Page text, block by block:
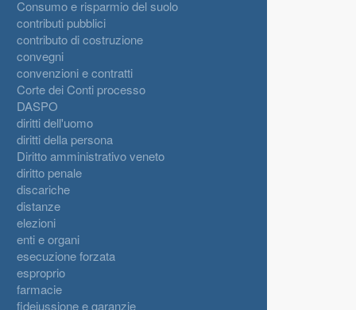
Consumo e risparmio del suolo
contributi pubblici
contributo di costruzione
convegni
convenzioni e contratti
Corte dei Conti processo
DASPO
diritti dell'uomo
diritti della persona
Diritto amministrativo veneto
diritto penale
discariche
distanze
elezioni
enti e organi
esecuzione forzata
esproprio
farmacie
fideiussione e garanzie